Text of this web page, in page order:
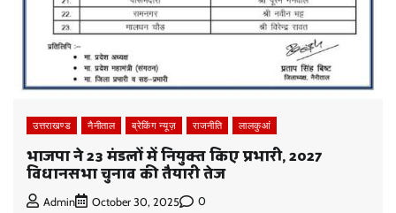
उत्तराखण्ड नैनीताल ब्रेकिंग न्यूज़ राजनीति लालकुआं
भाजपा ने 23 मंडलों में नियुक्त किए प्रभारी, 2027
विधानसभा चुनाव की तैयारी तेज
Admin October 30, 2025 0